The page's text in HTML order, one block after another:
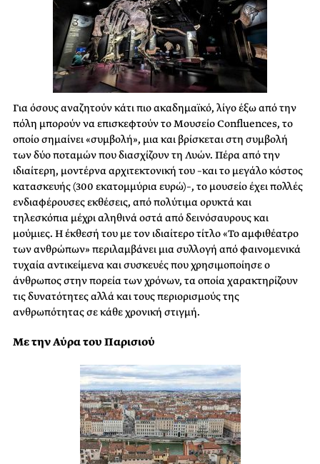
Για όσους αναζητούν κάτι πιο ακαδημαϊκό, λίγο έξω από την
πόλη μπορούν να επισκεφτούν το Μουσείο Confluences, το
οποίο σημαίνει «συμβολή», μια και βρίσκεται στη συμβολή
των δύο ποταμών που διασχίζουν τη Λυών. Πέρα από την
ιδιαίτερη, μοντέρνα αρχιτεκτονική του –και το μεγάλο κόστος
κατασκευής (300 εκατομμύρια ευρώ)–, το μουσείο έχει πολλές
ενδιαφέρουσες εκθέσεις, από πολύτιμα ορυκτά και
τηλεσκόπια μέχρι αληθινά οστά από δεινόσαυρους και
μούμιες. Η έκθεσή του με τον ιδιαίτερο τίτλο «Το αμφιθέατρο
των ανθρώπων» περιλαμβάνει μια συλλογή από φαινομενικά
τυχαία αντικείμενα και συσκευές που χρησιμοποίησε ο
άνθρωπος στην πορεία των χρόνων, τα οποία χαρακτηρίζουν
τις δυνατότητες αλλά και τους περιορισμούς της
ανθρωπότητας σε κάθε χρονική στιγμή.
Με την Αύρα του Παρισιού